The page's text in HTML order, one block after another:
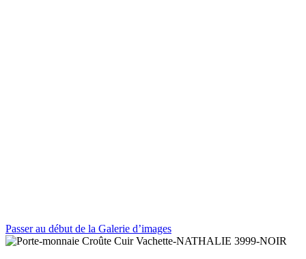
Passer au début de la Galerie d’images